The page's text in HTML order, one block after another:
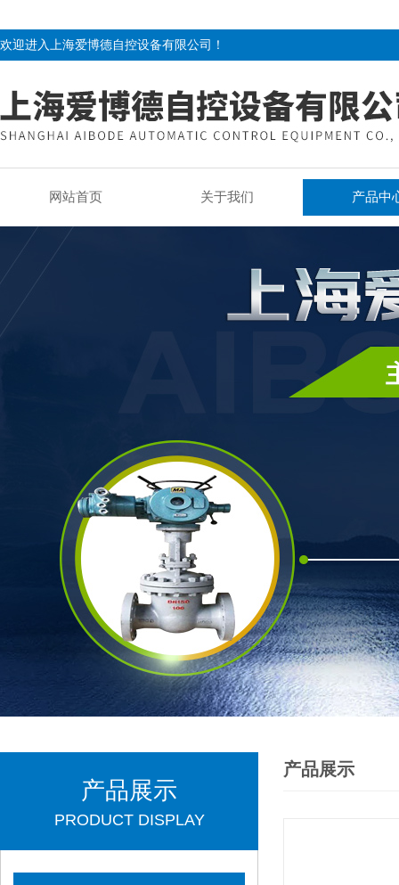
欢迎进入上海爱博德自控设备有限公司！
网站首页 关于我们 产品中
产品展示
PRODUCT DISPLAY
产品展示